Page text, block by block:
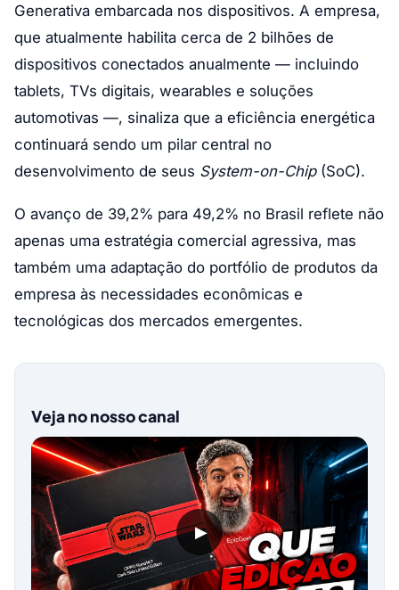
Generativa embarcada nos dispositivos. A empresa,
que atualmente habilita cerca de 2 bilhões de
dispositivos conectados anualmente — incluindo
tablets, TVs digitais, wearables e soluções
automotivas —, sinaliza que a eficiência energética
continuará sendo um pilar central no
desenvolvimento de seus System-on-Chip(SoC).
O avanço de 39,2% para 49,2% no Brasil reflete não
apenas uma estratégia comercial agressiva, mas
também uma adaptação do portfólio de produtos da
empresa às necessidades econômicas e
tecnológicas dos mercados emergentes.
Veja no nosso canal
▶